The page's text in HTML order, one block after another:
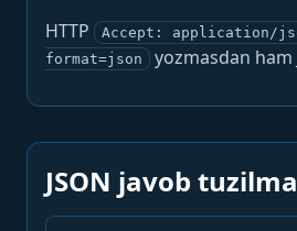
HTTP
Accept: application/
format=json
yozmasdan ham
JSON javob